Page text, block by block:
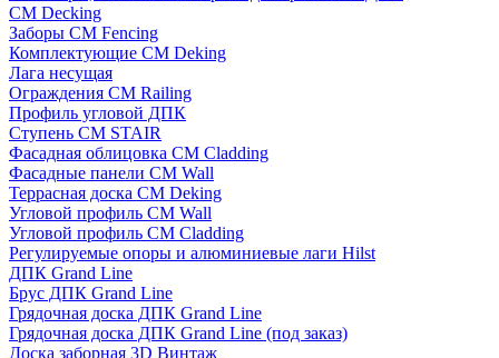
CM Decking
Заборы CM Fencing
Комплектующие CM Deking
Лага несущая
Ограждения CM Railing
Профиль угловой ДПК
Ступень CM STAIR
Фасадная облицовка CM Cladding
Фасадные панели CM Wall
Террасная доска CM Deking
Угловой профиль CM Wall
Угловой профиль CM Cladding
Регулируемые опоры и алюминиевые лаги Hilst
ДПК Grand Line
Брус ДПК Grand Line
Грядочная доска ДПК Grand Line
Грядочная доска ДПК Grand Line (под заказ)
Доска заборная 3D Винтаж